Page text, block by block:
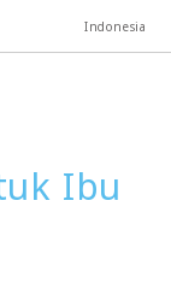
Indonesia
Ibu